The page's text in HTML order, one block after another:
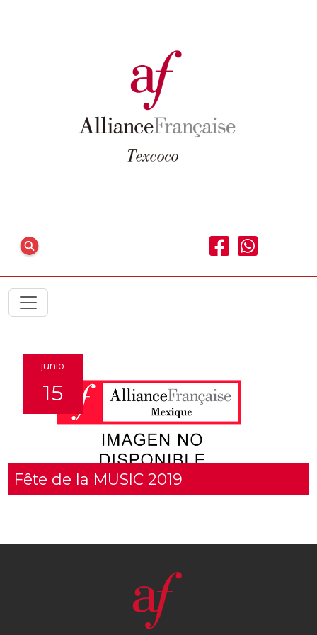
junio
15
Fête de la MUSIC 2019